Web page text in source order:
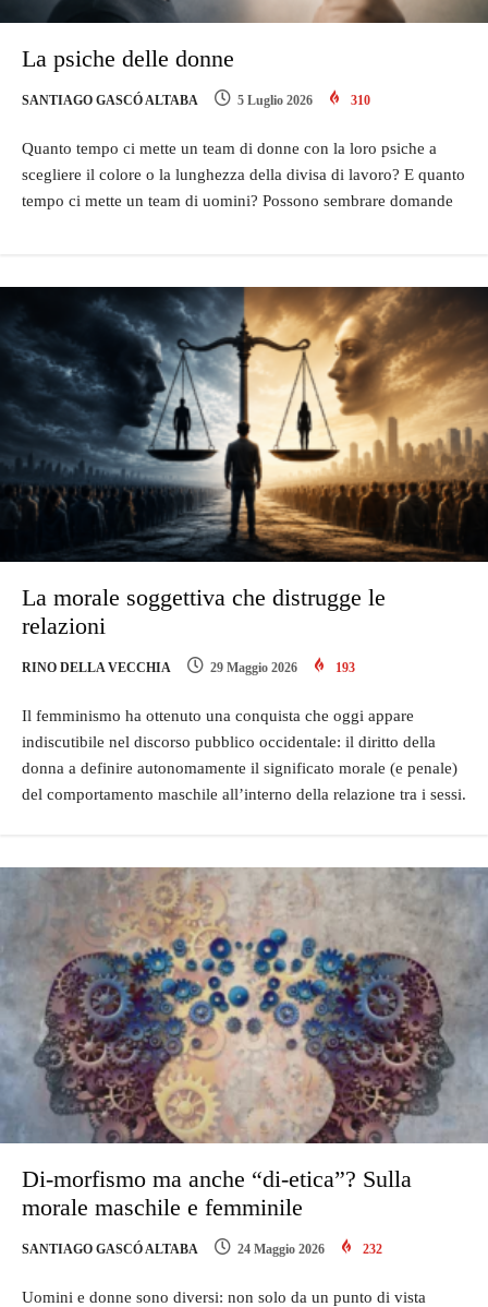
La psiche delle donne
SANTIAGO GASCÓ ALTABA 5 Luglio 2026 310
Quanto tempo ci mette un team di donne con la loro psiche a
scegliere il colore o la lunghezza della divisa di lavoro? E quanto
tempo ci mette un team di uomini? Possono sembrare domande
La morale soggettiva che distrugge le
relazioni
RINO DELLA VECCHIA 29 Maggio 2026 193
Il femminismo ha ottenuto una conquista che oggi appare
indiscutibile nel discorso pubblico occidentale: il diritto della
donna a definire autonomamente il significato morale (e penale)
del comportamento maschile all’interno della relazione tra i sessi.
Di-morfismo ma anche “di-etica”? Sulla
morale maschile e femminile
SANTIAGO GASCÓ ALTABA 24 Maggio 2026 232
Uomini e donne sono diversi: non solo da un punto di vista